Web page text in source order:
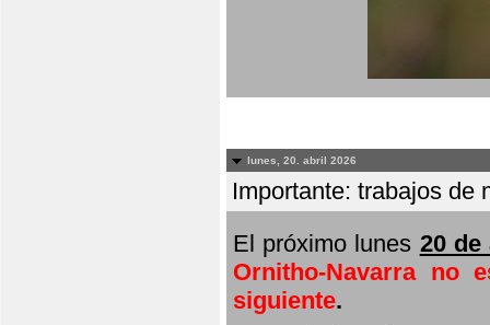
lunes, 20. abril 2026
Importante: trabajos de
El próximo lunes 20
Ornitho-Navarra no
siguiente.